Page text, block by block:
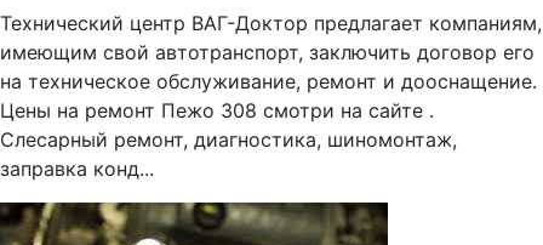
Технический центр ВАГ-Доктор предлагает компаниям,
имеющим свой автотранспорт, заключить договор его
на техническое обслуживание, ремонт и дооснащение.
Цены на ремонт Пежо 308 смотри на сайте .
Слесарный ремонт, диагностика, шиномонтаж,
заправка конд...